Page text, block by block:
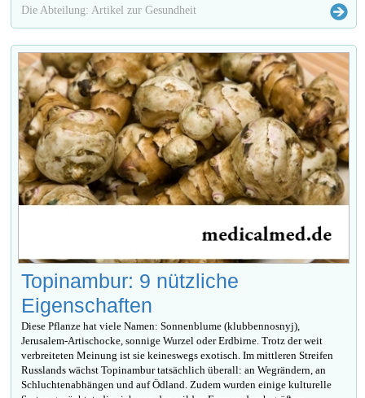
Die Abteilung: Artikel zur Gesundheit
Topinambur: 9 nützliche
Eigenschaften
Diese Pflanze hat viele Namen: Sonnenblume (klubbennosnyj),
Jerusalem-Artischocke, sonnige Wurzel oder Erdbirne. Trotz der weit
verbreiteten Meinung ist sie keineswegs exotisch. Im mittleren Streifen
Russlands wächst Topinambur tatsächlich überall: an Wegrändern, an
Schluchtenabhängen und auf Ödland. Zudem wurden einige kulturelle